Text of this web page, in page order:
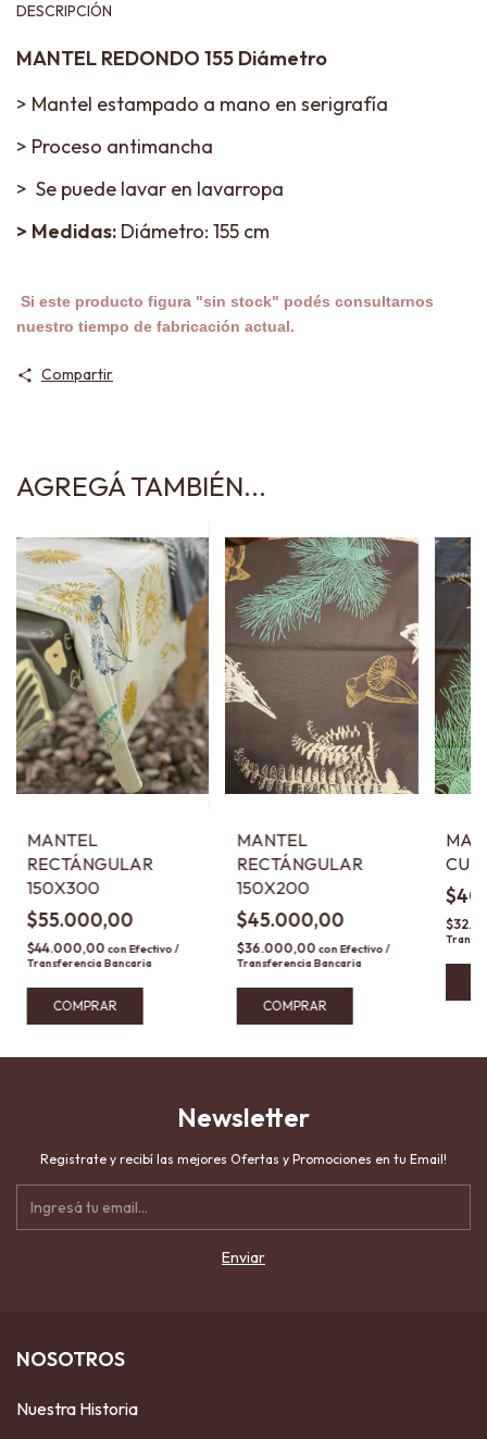
DESCRIPCIÓN
MANTEL REDONDO 155 Diámetro
> Mantel estampado a mano en serigrafía
> Proceso antimancha
> Se puede lavar en lavarropa
> Medidas: Diámetro: 155 cm
Si este producto figura "sin stock" podés consultarnos
nuestro tiempo de fabricación actual.
Compartir
AGREGÁ TAMBIÉN...
MANTEL
RECTÁNGULAR
150X300
$55.000,00
$44.000,00 con Efectivo /
Transferencia Bancaria
COMPRAR
MANTEL
RECTÁNGULAR
150X200
$45.000,00
$36.000,00 con Efectivo /
Transferencia Bancaria
COMPRAR
Newsletter
Registrate y recibí las mejores Ofertas y Promociones en tu Email!
NOSOTROS
Nuestra Historia